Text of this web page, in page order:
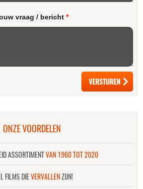
vraag / bericht *
ONZE VOORDELEN
ASSORTIMENTVAN 1960 TOT 2020
FILMS DIEVERVALLENZIJN!